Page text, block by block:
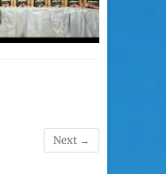
Next →